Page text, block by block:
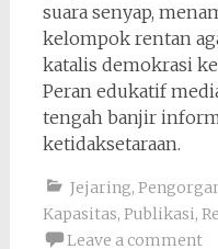
suara senyap,
kelompok rentan
katalis demokrasi
Peran edukatif
tengah banjir
ketidaksetaraan.
Jejaring,
Kapasitas, Publikasi,
Leave a comment